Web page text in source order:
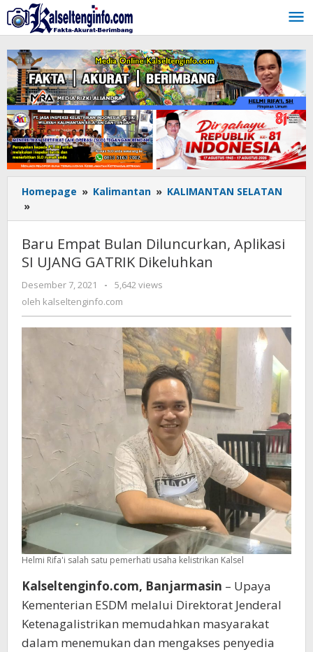
Lewati
ke
konten
Homepage » Kalimantan » KALIMANTAN SELATAN
»
Empat
Diluncurkan,
Aplikasi
GATRIK
Baru Empat Bulan Diluncurkan, Aplikasi
SI UJANG GATRIK Dikeluhkan
Desember 7, 2021
oleh
kalseltenginfo.com
-
5,642 views
oleh kalseltenginfo.com
Helmi Rifa'i salah satu pemerhati usaha kelistrikan Kalsel
Kalseltenginfo.com, Banjarmasin – Upaya
Kementerian ESDM melalui Direktorat Jenderal
Ketenagalistrikan memudahkan masyarakat
dalam menemukan dan mengakses penyedia